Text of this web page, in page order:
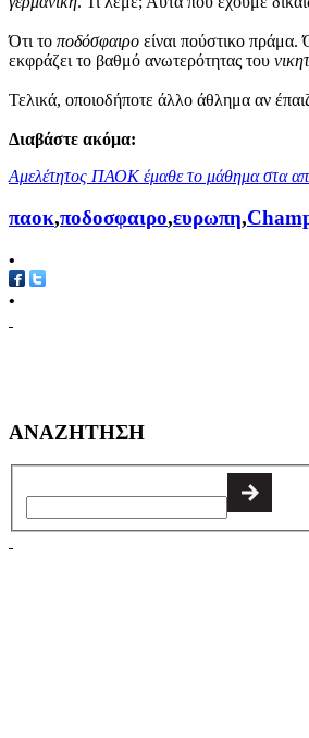
Ότι το ποδόσφαιρο είναι πούστικο
εκφράζει το βαθμό ανωτερότητας του
Τελικά, οποιοδήποτε άλλο άθλημα αν
Διαβάστε ακόμα:
Αμελέτητος ΠΑΟΚ έμαθε το μάθημα στα
παοκ,ποδοσφαιρο,ευρωπη,
•
•
ΑΝΑΖΗΤΗΣΗ